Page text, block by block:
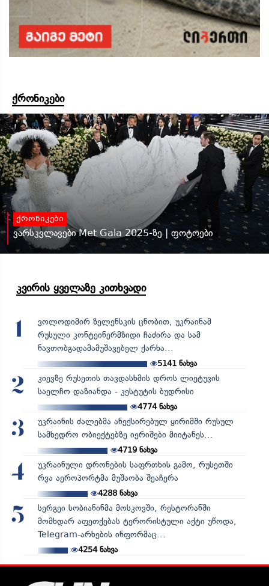
ქრონიკები
ქრონიკები
ვარსკვლავები Met Gala 2025-ზე | ფოტოები
კვირის ყველაზე კითხვადი
1
ვოლოდიმირ ზელენსკის ცნობით, უკრაინამ
რუსული კონტეინერმზიდი ჩაძირა და სამ
ნავთობგადამამუშავებელ ქარხა...
5141 ნახვა
2
კიევზე რუსეთის თავდასხმის დროს ლიეტუვის
საელჩო დაზიანდა - კესტუტის ბუდრისი
4774ნახვა
3
უკრაინის ძალებმა ანექსირებულ ყირიმში რუსულ
სამხედრო ობიექტებზე იერიშები მიიტანეს...
4719ნახვა
4
უკრაინული დრონების საფრთხის გამო, რუსეთში
რვა აეროპორტმა მუშაობა შეაჩერა
4288ნახვა
5
სერგეი სობიანინმა მოსკოვში, რესტორანში
მომხდარ აფეთქებას ტერორისტული აქტი უწოდა,
Telegram-არხების ინფორმაც...
4254ნახვა